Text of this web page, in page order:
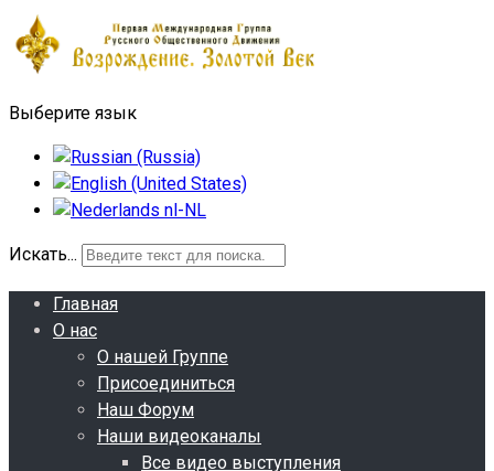
Выберите язык
Искать...
Главная
О нас
О нашей Группе
Присоединиться
Наш Форум
Наши видеоканалы
Все видео выступления